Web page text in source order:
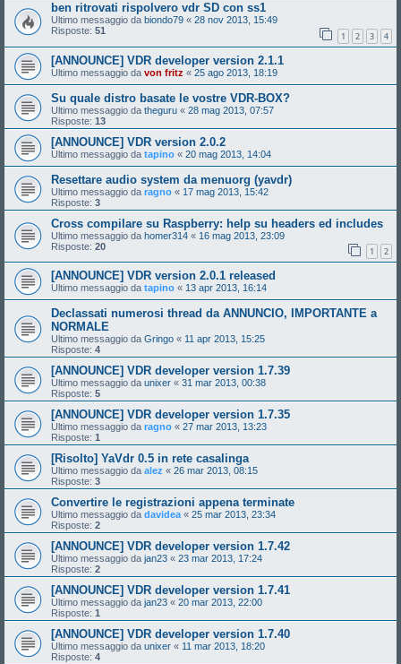
ben ritrovati rispolvero vdr SD con ss1
Ultimo messaggio da biondo79 « 28 nov 2013, 15:49
Risposte: 51 1 2 3 4
[ANNOUNCE] VDR developer version 2.1.1
Ultimo messaggio da von fritz « 25 ago 2013, 18:19
Su quale distro basate le vostre VDR-BOX?
Ultimo messaggio da theguru « 28 mag 2013, 07:57
Risposte: 13
[ANNOUNCE] VDR version 2.0.2
Ultimo messaggio da tapino « 20 mag 2013, 14:04
Resettare audio system da menuorg (yavdr)
Ultimo messaggio da ragno « 17 mag 2013, 15:42
Risposte: 3
Cross compilare su Raspberry: help su headers ed includes
Ultimo messaggio da homer314 « 16 mag 2013, 23:09
Risposte: 20 1 2
[ANNOUNCE] VDR version 2.0.1 released
Ultimo messaggio da tapino « 13 apr 2013, 16:14
Declassati numerosi thread da ANNUNCIO, IMPORTANTE a
NORMALE
Ultimo messaggio da Gringo « 11 apr 2013, 15:25
Risposte: 4
[ANNOUNCE] VDR developer version 1.7.39
Ultimo messaggio da unixer « 31 mar 2013, 00:38
Risposte: 5
[ANNOUNCE] VDR developer version 1.7.35
Ultimo messaggio da ragno « 27 mar 2013, 13:23
Risposte: 1
[Risolto] YaVdr 0.5 in rete casalinga
Ultimo messaggio da alez « 26 mar 2013, 08:15
Risposte: 3
Convertire le registrazioni appena terminate
Ultimo messaggio da davidea« 25 mar 2013, 23:34
Risposte: 2
[ANNOUNCE] VDR developer version 1.7.42
Ultimo messaggio da jan23 « 23 mar 2013, 17:24
Risposte: 2
[ANNOUNCE] VDR developer version 1.7.41
Ultimo messaggio da jan23 « 20 mar 2013, 22:00
Risposte: 1
[ANNOUNCE] VDR developer version 1.7.40
Ultimo messaggio da unixer « 11 mar 2013, 18:20
Risposte: 4